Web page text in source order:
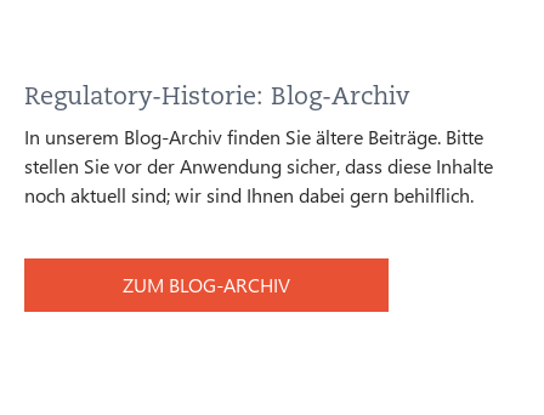
Regulatory-Historie: Blog-Archiv
In unserem Blog-Archiv finden Sie ältere Beiträge. Bitte
stellen Sie vor der Anwendung sicher, dass diese Inhalte
noch aktuell sind; wir sind Ihnen dabei gern behilflich.
ZUM BLOG-ARCHIV